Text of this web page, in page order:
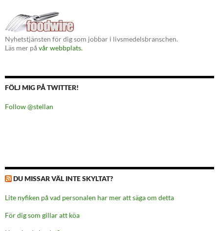
Nyhetstjänsten för dig som jobbar i livsmedelsbranschen.
Läs mer påvår webbplats.
FÖLJ MIG PÅ TWITTER!
Follow @stellan
DU MISSAR VÄL INTE SKYLTAT?
Lite nyfiken på vad personalen har mer att säga om detta
För dig som gillar att köa